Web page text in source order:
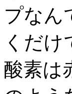
プなん
くだ
酸素は